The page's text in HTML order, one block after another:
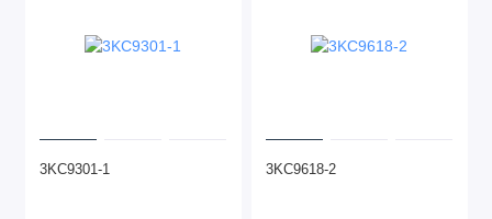
3KC9301-1 3KC9618-2